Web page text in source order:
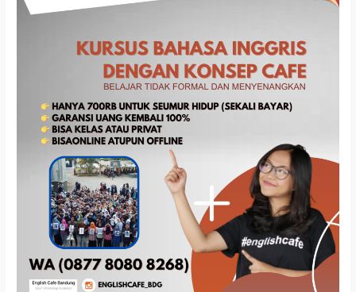
Inggris